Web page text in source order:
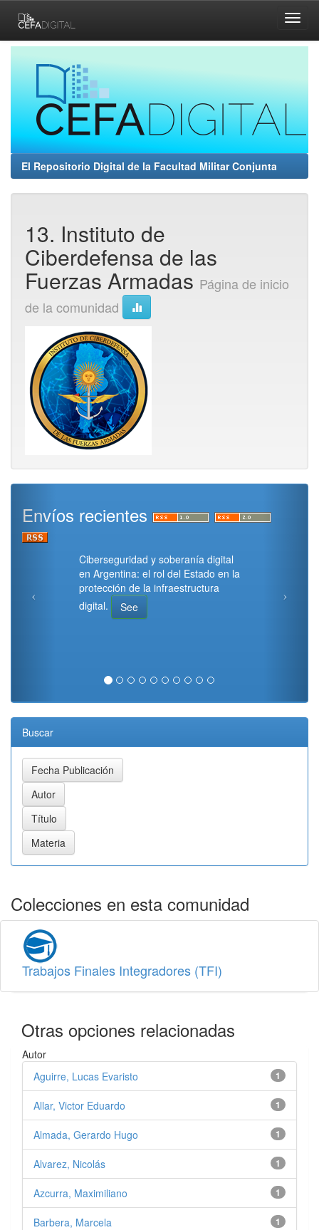
navigation
El Repositorio Digital de la Facultad Militar Conjunta
13. Instituto de
Ciberdefensa de las
Fuerzas Armadas Página de inicio
de la comunidad
Envíos recientes
Ciberseguridad y soberanía digital
en Argentina: el rol del Estado en la
protección de la infraestructura
digital.
See
Buscar
Colecciones en esta comunidad
Trabajos Finales Integradores (TFI)
Otras opciones relacionadas
Autor
1
Aguirre, Lucas Evaristo
1
Allar, Victor Eduardo
1
Almada, Gerardo Hugo
1
Alvarez, Nicolás
1
Azcurra, Maximiliano
1
Barbera, Marcela